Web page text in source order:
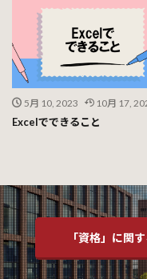
5月 10, 2023 10月 17,
Excelでできること
「資格」に関